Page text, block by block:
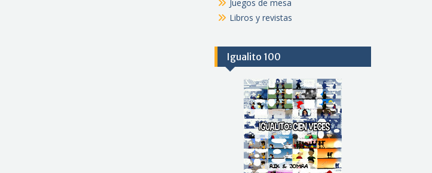
Juegos de mesa
Libros y revistas
Igualito 100